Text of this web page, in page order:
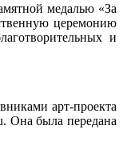
медалью «За
церемонию
и
арт-проекта
Она была передана